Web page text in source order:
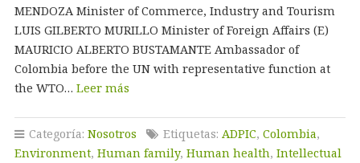
MENDOZA Minister of Commerce, Industry and Tourism
LUIS GILBERTO MURILLO Minister of Foreign Affairs (E)
MAURICIO ALBERTO BUSTAMANTE Ambassador of
Colombia before the UN with representative function at
the WTO… Leer más
Categoría: Nosotros Etiquetas: ADPIC, Colombia,
Environment, Human family, Human health, Intellectual